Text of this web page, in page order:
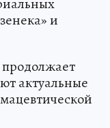
и
актуальные